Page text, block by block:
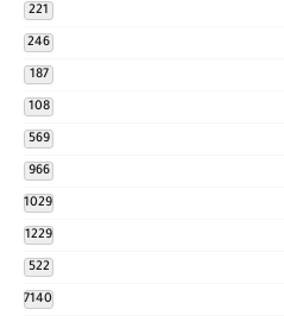
221
246
187
108
569
966
1029
1229
522
7140